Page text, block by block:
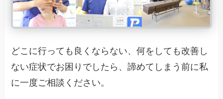
どこに行っても良くならない、何をしても改善し
ない症状でお困りでしたら、諦めてしまう前に私
に一度ご相談ください。